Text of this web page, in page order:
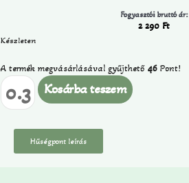
Fogyasztói bruttó ár:
2 290 Ft
Készleten
A termék megvásárlásával gyűjthető 46 Pont!
Kosárba teszem
Hűségpont leírás